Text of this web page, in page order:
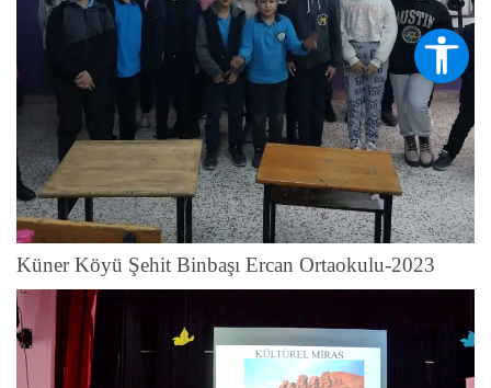
Küner Köyü Şehit Binbaşı Ercan Ortaokulu-2023